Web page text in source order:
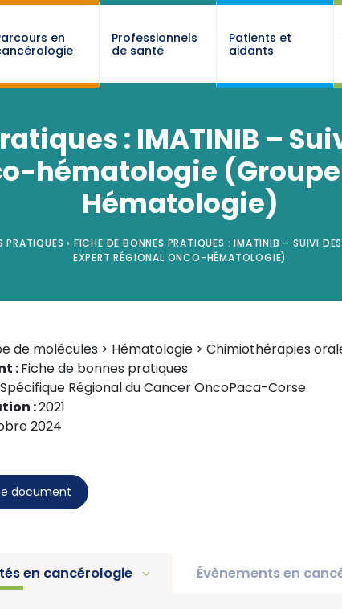
en
Professionnels
de santé
Patients et
aidants
: IMATINIB –
hématologie
Hématologie)
PRATIQUES › FICHE DE BONNES PRATIQUES : IMATINIB – SUIVI
EXPERT RÉGIONAL ONCO-HÉMATOLOGIE)
de molécules > Hématologie > Chimiothérapies
:Fiche de bonnes pratiques
Régional du Cancer OncoPaca-Corse
:2021
2024
document
en cancérologie Évènements en